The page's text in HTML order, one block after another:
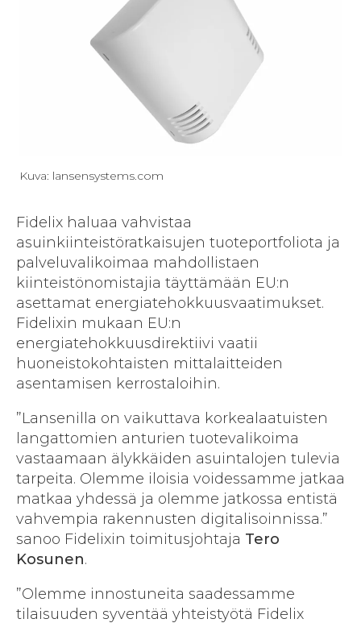
Kuva: lansensystems.com
Fidelix haluaa vahvistaa
asuinkiinteistöratkaisujen tuoteportfoliota ja
palveluvalikoimaa mahdollistaen
kiinteistönomistajia täyttämään EU:n
asettamat energiatehokkuusvaatimukset.
Fidelixin mukaan EU:n
energiatehokkuusdirektiivi vaatii
huoneistokohtaisten mittalaitteiden
asentamisen kerrostaloihin.
”Lansenilla on vaikuttava korkealaatuisten
langattomien anturien tuotevalikoima
vastaamaan älykkäiden asuintalojen tulevia
tarpeita. Olemme iloisia voidessamme jatkaa
matkaa yhdessä ja olemme jatkossa entistä
vahvempia rakennusten digitalisoinnissa.”
sanoo Fidelixin toimitusjohtaja Tero
Kosunen.
”Olemme innostuneita saadessamme
tilaisuuden syventää yhteistyötä Fidelix